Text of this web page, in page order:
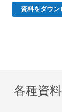
ご入力頂く
正確な情報
イベントレ
東京都渋谷
各種資